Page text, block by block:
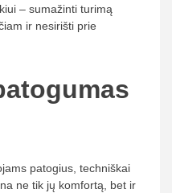
– sumažinti turimą
ir nesirišti prie
patogius, techniškai
ne tik jų komfortą, bet ir